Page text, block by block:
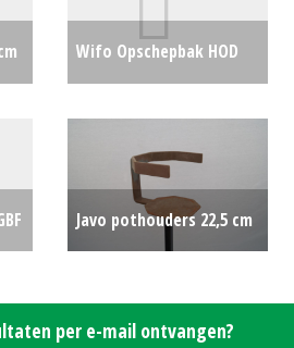
Wifo Opschepbak HOD
Javo pothouders 22,5 cm
per e-mail ontvangen?